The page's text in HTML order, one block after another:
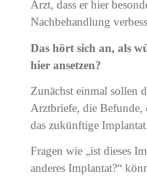
Arzt, dass er hier
Nachbehandlung
Das hört sich an, als
hier ansetzen?
Zunächst einmal sollen
Arztbriefe, die
das zukünftige
Fragen wie „ist dieses
anderes Implantat?“